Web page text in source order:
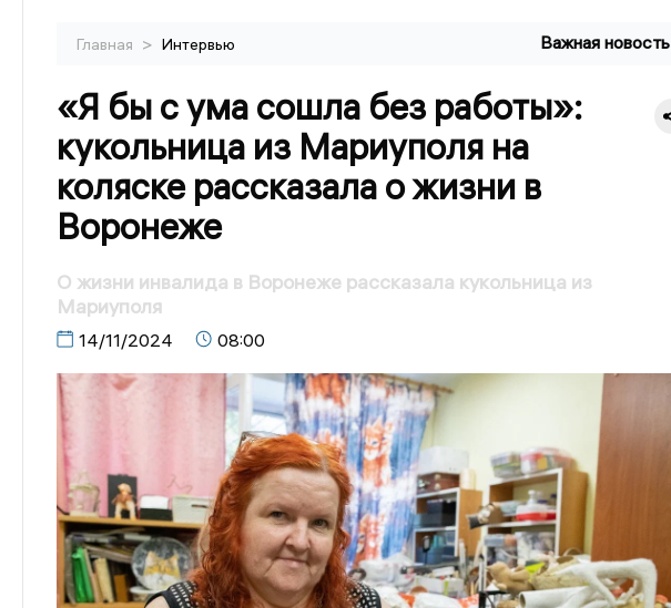
Главная > Интервью Важная новость
«Я бы с ума сошла без работы»:
кукольница из Мариуполя на
коляске рассказала о жизни в
Воронеже
О жизни инвалида в Воронеже рассказала кукольница из
Мариуполя
14/11/2024 08:00